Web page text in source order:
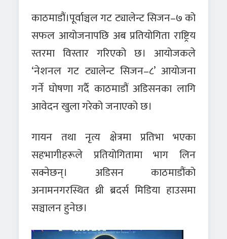
काठमाडौं।पूर्वाञ्चल गट ट्यालेन्ट सिजन–७ को
सफल आयोजनापछि अब प्रतियोगिता राष्ट्रिय
स्तरमा विस्तार गरिएको छ। आयोजकले
‘नेशनल गट ट्यालेन्ट सिजन–८’ आयोजना
गर्ने घोषणा गर्दै काठमाडौं अडिसनका लागि
आवेदन खुला गरेको जनाएको छ।
गायन तथा नृत्य क्षेत्रमा प्रतिभा भएका
सहभागीहरूले प्रतियोगितामा भाग लिन
सक्नेछन्। अडिसन काठमाडौंको
अनामनगरस्थित थ्री ब्रदर्स मिडिया हाउसमा
सञ्चालन हुनेछ।